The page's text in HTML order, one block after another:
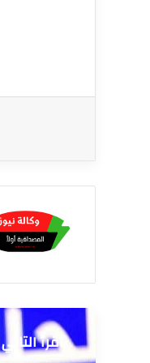
أقرأ التالي